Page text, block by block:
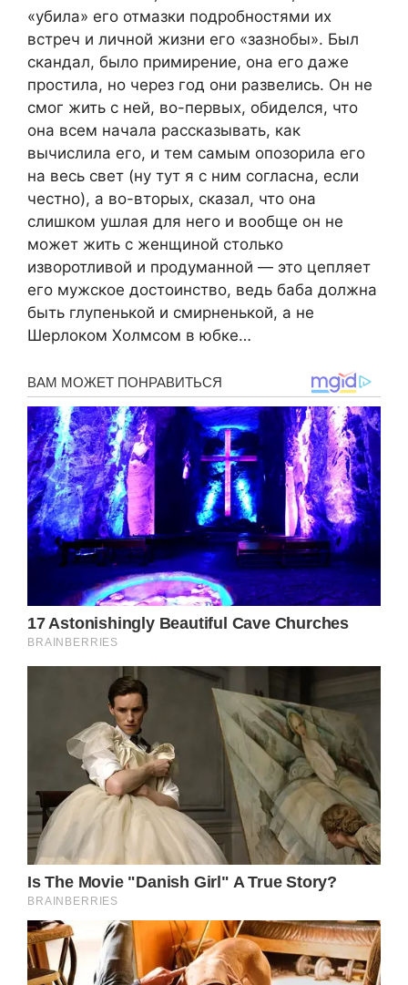
«убила» его отмазки подробностями их
встреч и личной жизни его «зазнобы». Был
скандал, было примирение, она его даже
простила, но через год они развелись. Он не
смог жить с ней, во-первых, обиделся, что
она всем начала рассказывать, как
вычислила его, и тем самым опозорила его
на весь свет (ну тут я с ним согласна, если
честно), а во-вторых, сказал, что она
слишком ушлая для него и вообще он не
может жить с женщиной столько
изворотливой и продуманной — это цепляет
его мужское достоинство, ведь баба должна
быть глупенькой и смирненькой, а не
Шерлоком Холмсом в юбке…